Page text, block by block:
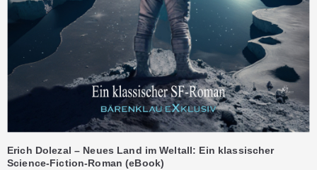
Erich Dolezal – Neues Land im Weltall: Ein klassischer
Science-Fiction-Roman (eBook)